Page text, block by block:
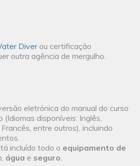
Diverou certificação
outra agência de mergulho.
eletrónica do manual do curso
(Idiomas disponíveis: Inglês,
entre outros), incluindo
incluído todo o equipamento de
água e seguro.